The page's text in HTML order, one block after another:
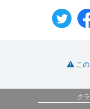
こ
ク